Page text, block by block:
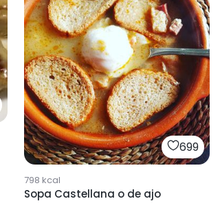
699
798 kcal
Sopa Castellana o de ajo